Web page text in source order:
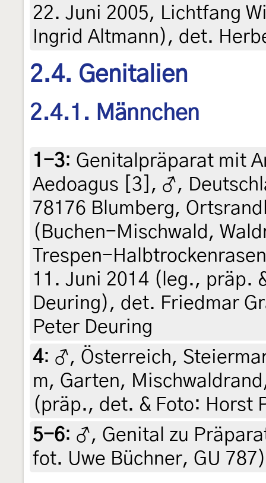
22. Juni 2005, Lichtfang
Ingrid Altmann), det.
2.4. Genitalien
2.4.1. Männchen
1-3: Genitalpräparat mit
Aedoagus [3], ♂,
78176 Blumberg,
(Buchen-Mischwald,
Trespen-
11. Juni 2014 (leg., präp.
Deuring), det. Friedmar
Peter Deuring
4: ♂, Österreich,
m, Garten,
(präp., det. & Foto: Horst
5-6: ♂, Genital zu
fot. Uwe Büchner, GU